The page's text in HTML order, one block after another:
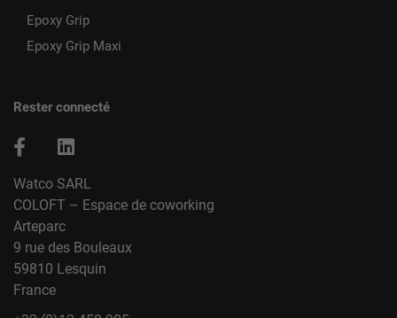
Epoxy Grip
Epoxy Grip Maxi
Rester connecté
Watco SARL
COLOFT – Espace de coworking
Arteparc
9 rue des Bouleaux
59810 Lesquin
France